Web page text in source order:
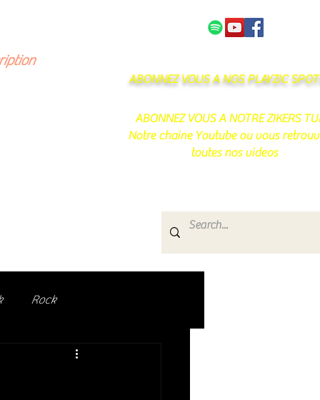
ABONNEZ VOUS A NOS PLAYZIC
ABONNEZ VOUS A NOTRE ZIKERS
Notre chaine Youtube ou vous
toutes nos videos
de passionnés !
Rock